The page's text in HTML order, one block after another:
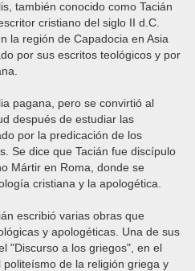
también conocido como Tacián
cristiano del siglo II d.C.
la región de Capadocia en Asia
por sus escritos teológicos y por
pagana, pero se convirtió al
después de estudiar las
por la predicación de los
Se dice que Tacián fue discípulo
Mártir en Roma, donde se
cristiana y la apologética.
escribió varias obras que
y apologéticas. Una de sus
"Discurso a los griegos", en el
de la religión griega y